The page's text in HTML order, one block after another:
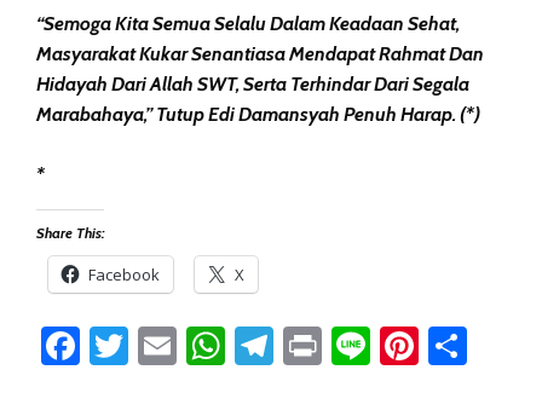
“Semoga Kita Semua Selalu Dalam Keadaan Sehat,
Masyarakat Kukar Senantiasa Mendapat Rahmat Dan
Hidayah Dari Allah SWT, Serta Terhindar Dari Segala
Marabahaya,” Tutup Edi Damansyah Penuh Harap. (*)
*
Share This:
Facebook X
Facebook
Twitter
EmailWhatsApp
Telegram
PrintLine